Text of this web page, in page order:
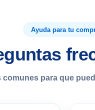
Ayuda para tu
comunes para que